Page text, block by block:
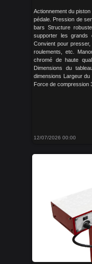
Actionnement du
pédale. Pression de
bars Structure
supporter les grands
Convient pour
roulements, etc.
chromé de haute
Dimensions du
dimensions Largeur
Force de compression
12/07/2026 00:00